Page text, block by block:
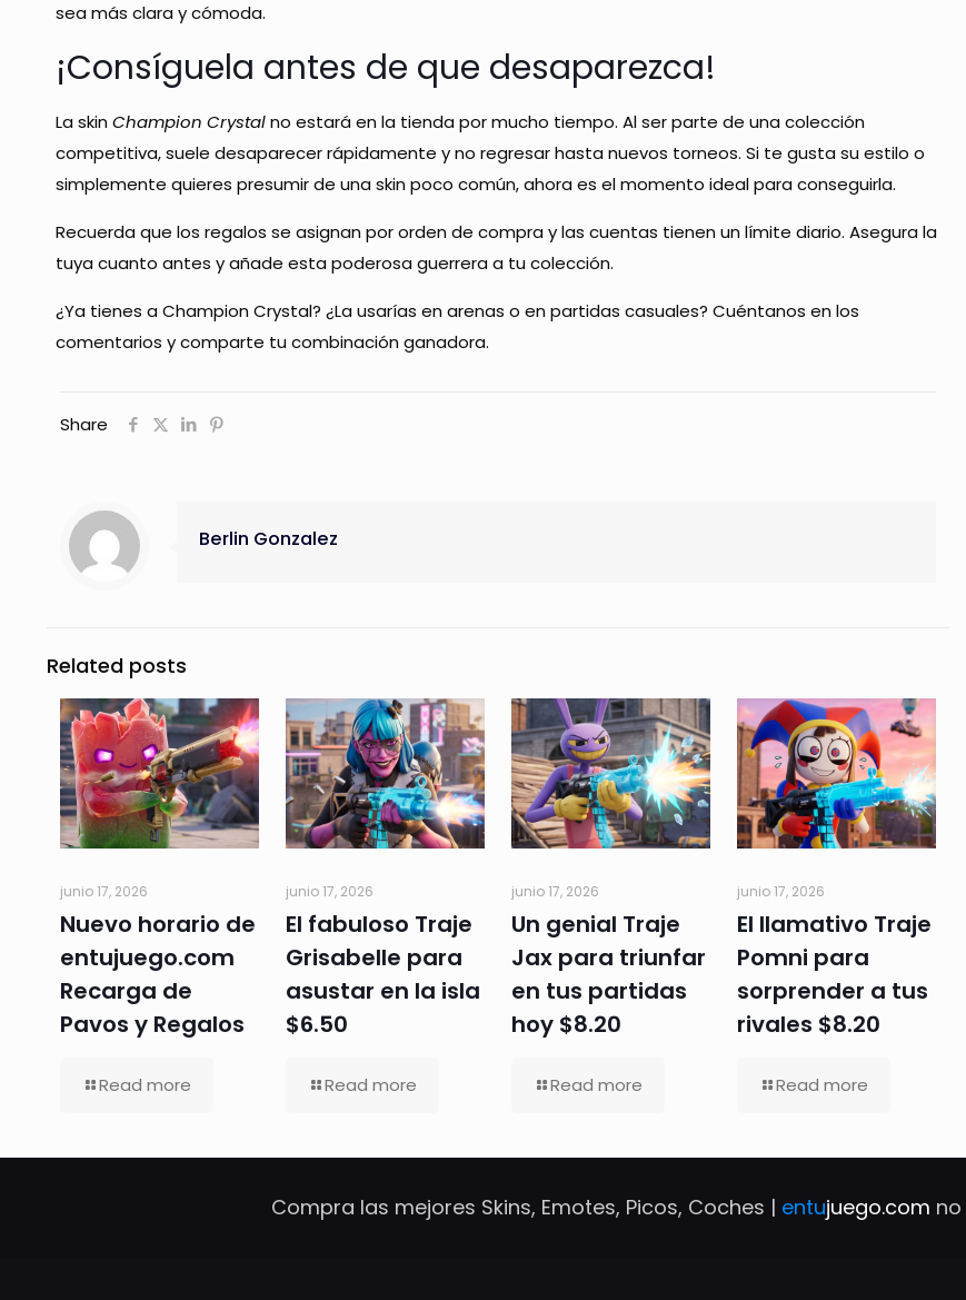
sea más clara y cómoda.
¡Consíguela antes de que desaparezca!
La skinChampion Crystalno estará en la tienda por mucho tiempo. Al ser parte de una colección
competitiva, suele desaparecer rápidamente y no regresar hasta nuevos torneos. Si te gusta su estilo o
simplemente quieres presumir de una skin poco común, ahora es el momento ideal para conseguirla.
Recuerda que los regalos se asignan por orden de compra y las cuentas tienen un límite diario. Asegura la
tuya cuanto antes y añade esta poderosa guerrera a tu colección.
¿Ya tienes a Champion Crystal? ¿La usarías en arenas o en partidas casuales? Cuéntanos en los
comentarios y comparte tu combinación ganadora.
Share
Berlin Gonzalez
Related posts
junio 17, 2026
Nuevo horario de
entujuego.com
Recarga de
Pavos y Regalos
Read more
junio 17, 2026
El fabuloso Traje
Grisabelle para
asustar en la isla
$6.50
Read more
junio 17, 2026
Un genial Traje
Jax para triunfar
en tus partidas
hoy $8.20
Read more
junio 17, 2026
El llamativo Traje
Pomni para
sorprender a tus
rivales $8.20
Read more
Compra las mejores Skins, Emotes, Picos, Coches | entujuego.com